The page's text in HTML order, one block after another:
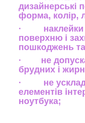
дизайнерські
форма, колір,
· наклейки
поверхню і
пошкоджень
· не
брудних і
· не
елементів
ноутбука;